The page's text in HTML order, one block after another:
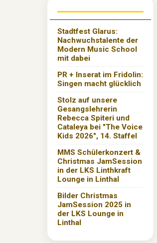
Stadtfest Glarus:
Nachwuchstalente der
Modern Music School
mit dabei
PR + Inserat im Fridolin:
Singen macht glücklich
Stolz auf unsere
Gesangslehrerin
Rebecca Spiteri und
Cataleya bei "The Voice
Kids 2026", 14. Staffel
MMS Schülerkonzert &
Christmas JamSession
in der LKS Linthkraft
Lounge in Linthal
Bilder Christmas
JamSession 2025 in
der LKS Lounge in
Linthal